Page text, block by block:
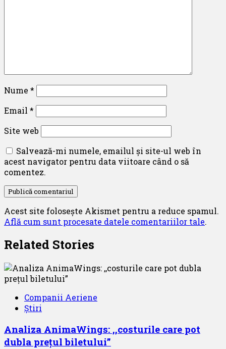
Nume *
Email *
Site web
Salvează-mi numele, emailul și site-ul web în
acest navigator pentru data viitoare când o să
comentez.
Acest site folosește Akismet pentru a reduce spamul.
Află cum sunt procesate datele comentariilor tale.
Related Stories
Companii Aeriene
Știri
Analiza AnimaWings: ,,costurile care pot
dubla prețul biletului”